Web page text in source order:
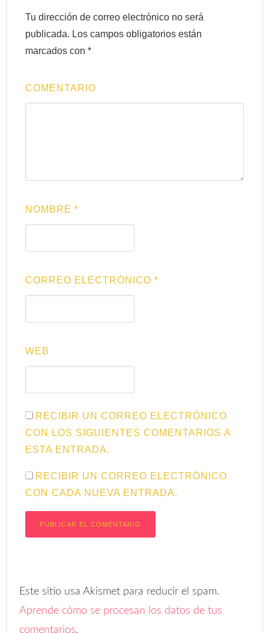
Tu dirección de correo electrónico no será
publicada. Los campos obligatorios están
marcados con*
COMENTARIO
NOMBRE*
CORREO ELECTRÓNICO*
WEB
RECIBIR UN CORREO ELECTRÓNICO
CON LOS SIGUIENTES COMENTARIOS A
ESTA ENTRADA.
RECIBIR UN CORREO ELECTRÓNICO
CON CADA NUEVA ENTRADA.
Este sitio usa Akismet para reducir el spam.
Aprende cómo se procesan los datos de tus
comentarios.